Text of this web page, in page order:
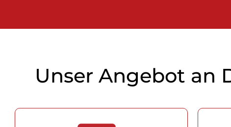
Unser Angebot an